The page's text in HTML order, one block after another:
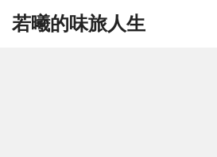
若曦的味旅人生